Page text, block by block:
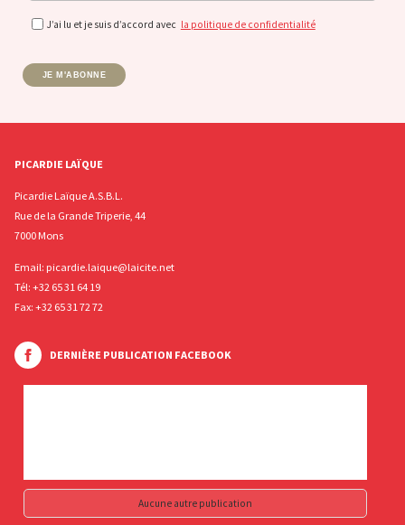
J’ai lu et je suis d’accord avec la politique de confidentialité
JE M'ABONNE
PICARDIE LAÏQUE
Picardie Laïque A.S.B.L.
Rue de la Grande Triperie, 44
7000 Mons
Email: picardie.laique@laicite.net
Tél: +32 65 31 64 19
Fax: +32 65 31 72 72
DERNIÈRE PUBLICATION FACEBOOK
Aucune autre publication